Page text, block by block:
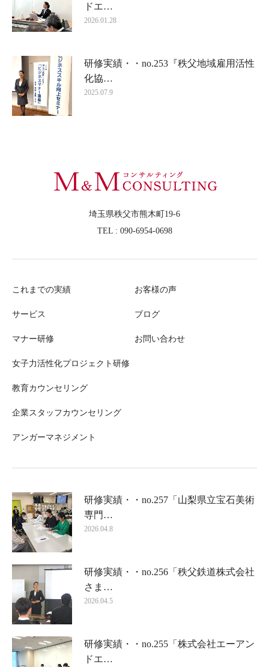
ドエ…
2026.01.28
研修実績・・no.253『秩父地域雇用活性
化協…
2025.07.9
埼玉県秩父市熊木町19-6
TEL : 090-6954-0698
これまでの実績
サービス
マナー研修
女子力活性化プロジェクト研修
教育カウンセリング
企業スタッフカウンセリング
アンガーマネジメント
お客様の声
ブログ
お問い合わせ
研修実績・・no.257「山梨県立宝石美術
専門…
2026.04.8
研修実績・・no.256「秩父鉄道株式会社
さま…
2026.04.5
研修実績・・no.255「株式会社エーアン
ドエ…